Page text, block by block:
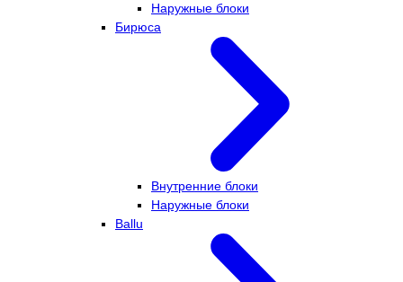
Наружные блоки
Бирюса
Внутренние блоки
Наружные блоки
Ballu